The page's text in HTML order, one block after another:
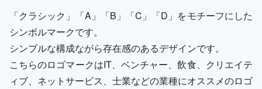
「クラシック」「A」「B」「C」「D」をモチーフにした
シンボルマークです。
シンプルな構成ながら存在感のあるデザインです。
こちらのロゴマークはIT、ベンチャー、飲食、クリエイテ
ィブ、ネットサービス、士業などの業種にオススメのロゴ